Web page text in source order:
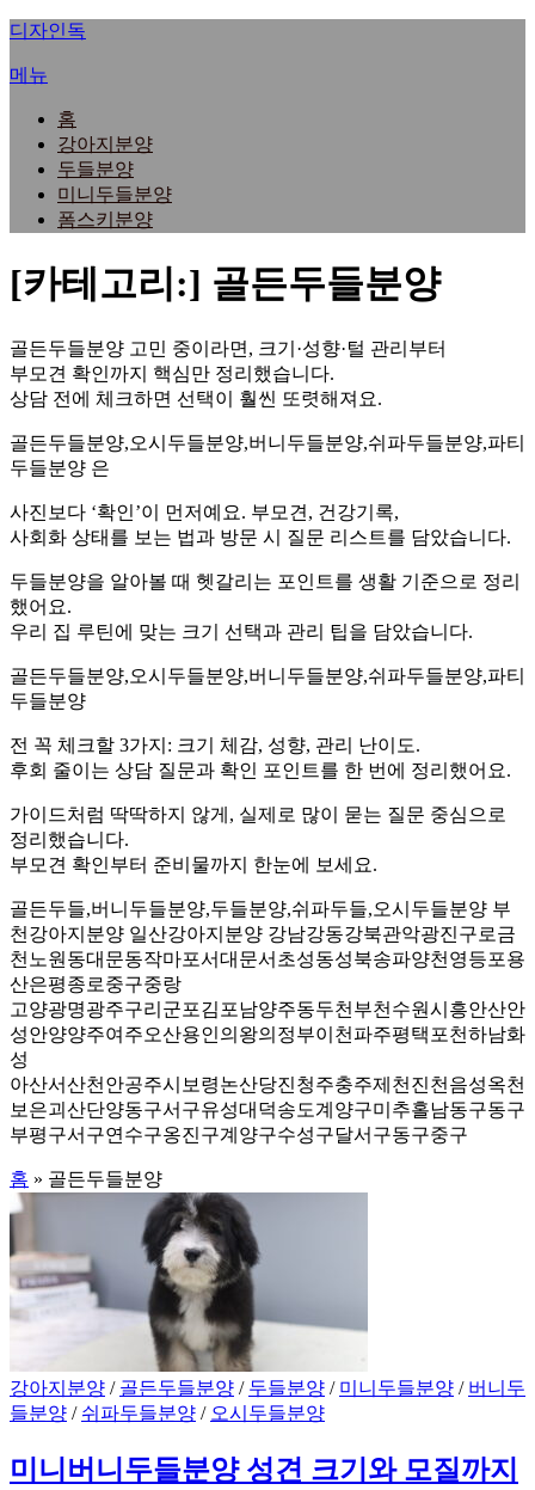
내
으
디자인독
메뉴
홈
강아지분양
두들분양
미니두들분양
폼스키분양
[카테고리:] 골든두들분양
골든두들분양 고민 중이라면, 크기·성향·털 관리부터
부모견 확인까지 핵심만 정리했습니다.
상담 전에 체크하면 선택이 훨씬 또렷해져요.
골든두들분양,오시두들분양,버니두들분양,쉬파두들분양,파티
두들분양 은
사진보다 ‘확인’이 먼저예요. 부모견, 건강기록,
사회화 상태를 보는 법과 방문 시 질문 리스트를 담았습니다.
두들분양을 알아볼 때 헷갈리는 포인트를 생활 기준으로 정리
했어요.
우리 집 루틴에 맞는 크기 선택과 관리 팁을 담았습니다.
골든두들분양,오시두들분양,버니두들분양,쉬파두들분양,파티
두들분양
전 꼭 체크할 3가지: 크기 체감, 성향, 관리 난이도.
후회 줄이는 상담 질문과 확인 포인트를 한 번에 정리했어요.
가이드처럼 딱딱하지 않게, 실제로 많이 묻는 질문 중심으로
정리했습니다.
부모견 확인부터 준비물까지 한눈에 보세요.
골든두들,버니두들분양,두들분양,쉬파두들,오시두들분양 부
천강아지분양 일산강아지분양 강남강동강북관악광진구로금
천노원동대문동작마포서대문서초성동성북송파양천영등포용
산은평종로중구중랑
고양광명광주구리군포김포남양주동두천부천수원시흥안산안
성안양양주여주오산용인의왕의정부이천파주평택포천하남화
성
아산서산천안공주시보령논산당진청주충주제천진천음성옥천
보은괴산단양동구서구유성대덕송도계양구미추홀남동구동구
부평구서구연수구옹진구계양구수성구달서구동구중구
홈 » 골든두들분양
강아지분양 / 골든두들분양 / 두들분양 / 미니두들분양 / 버니두
들분양 / 쉬파두들분양 / 오시두들분양
미니버니두들분양 성견 크기와 모질까지